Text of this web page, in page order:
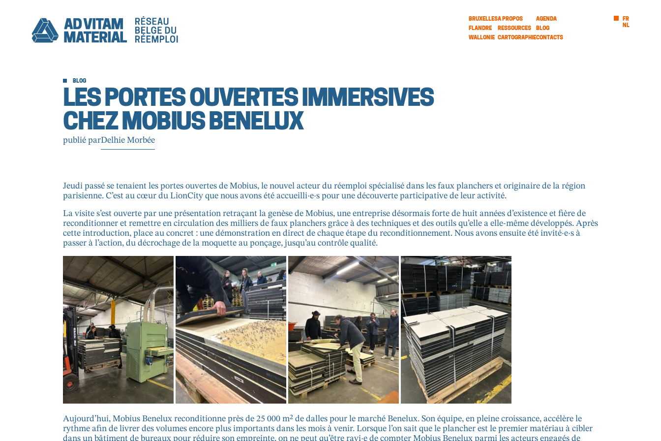
BRUXELLES
FLANDRE
WALLONIE
A PROPOS
RESSOURCES
CARTOGRAPHIE
AGENDA
BLOG
CONTACTS
FR
NL
BLOG
LES PORTES OUVERTES IMMERSIVES
CHEZ MOBIUS BENELUX
publié parDelhie Morbée
Jeudi passé se tenaient les portes ouvertes de Mobius, le nouvel acteur du réemploi spécialisé dans les faux planchers et originaire de la région
parisienne. C’est au cœur du LionCity que nous avons été accueilli·e·s pour une découverte participative de leur activité.
La visite s’est ouverte par une présentation retraçant la genèse de Mobius, une entreprise désormais forte de huit années d’existence et fière de
reconditionner et remettre en circulation des milliers de faux planchers grâce à des techniques et des outils qu’elle a elle-même développés. Après
cette introduction, place au concret : une démonstration en direct de chaque étape du reconditionnement. Nous avons ensuite été invité·e·s à
passer à l’action, du décrochage de la moquette au ponçage, jusqu’au contrôle qualité.
Aujourd’hui, Mobius Benelux reconditionne près de 25 000 m² de dalles pour le marché Benelux. Son équipe, en pleine croissance, accélère le
rythme afin de livrer des volumes encore plus importants dans les mois à venir. Lorsque l’on sait que le plancher est le premier matériau à cibler
dans un bâtiment de bureaux pour réduire son empreinte, on ne peut qu’être ravi·e de compter Mobius Benelux parmi les acteurs engagés de